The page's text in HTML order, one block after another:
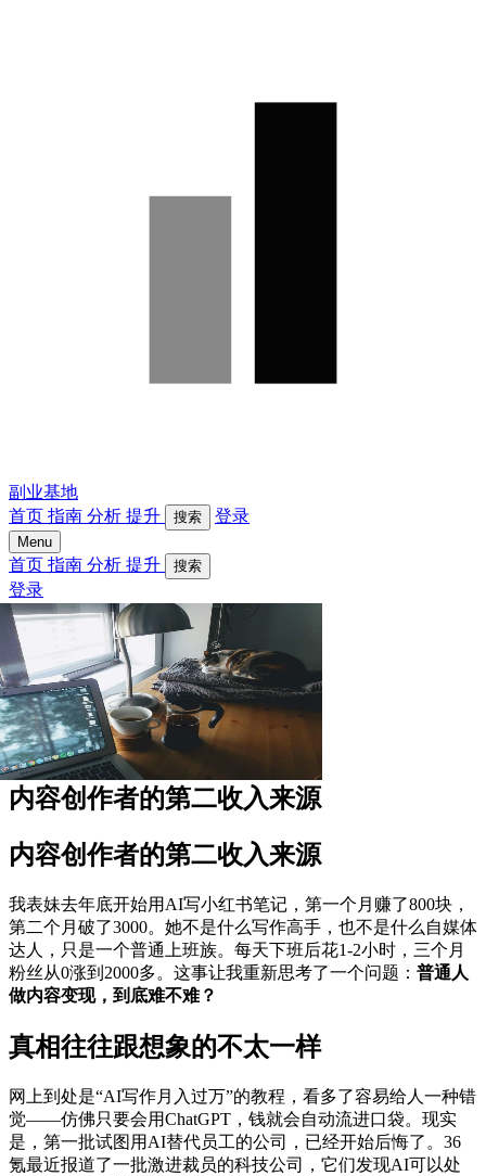
副业基地
首页 指南 分析 提升 搜索 登录
Menu
首页 指南 分析 提升 搜索
登录
内容创作者的第二收入来源
内容创作者的第二收入来源
我表妹去年底开始用AI写小红书笔记，第一个月赚了800块，
第二个月破了3000。她不是什么写作高手，也不是什么自媒体
达人，只是一个普通上班族。每天下班后花1-2小时，三个月
粉丝从0涨到2000多。这事让我重新思考了一个问题： 普通人
做内容变现，到底难不难？
真相往往跟想象的不太一样
网上到处是“AI写作月入过万”的教程，看多了容易给人一种错
觉——仿佛只要会用ChatGPT，钱就会自动流进口袋。现实
是，第一批试图用AI替代员工的公司，已经开始后悔了。36
氪最近报道了一批激进裁员的科技公司，它们发现AI可以处